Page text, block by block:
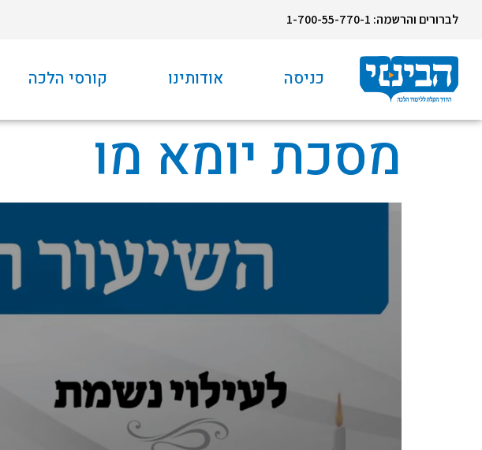
לברורים והרשמה: 1-700-55-770-1
כניסה אודותינו קורסי הלכה
מסכת יומא מו